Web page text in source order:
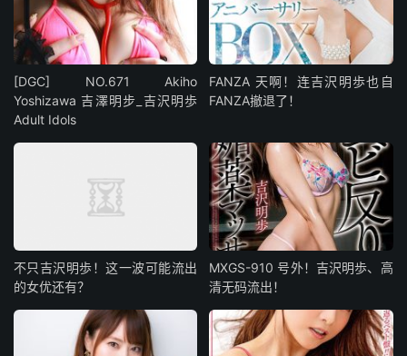
[DGC] NO.671 Akiho
Yoshizawa 吉澤明步_吉沢明歩
Adult Idols
FANZA 天啊！连吉沢明歩也自
FANZA撤退了！
不只吉沢明歩！这一波可能流出
的女优还有？
MXGS-910 号外！吉沢明歩、高
清无码流出！